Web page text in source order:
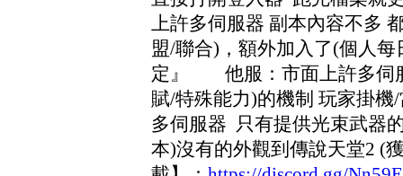
上許多伺服器 副本內容不多
盟/聯合)，額外加入了(個人每
定』 他服：市面上許多伺
賦/特殊能力)的機制 玩家掛機
多伺服器 只有提供光束武
本)沒有的外觀到傳說天堂2 (